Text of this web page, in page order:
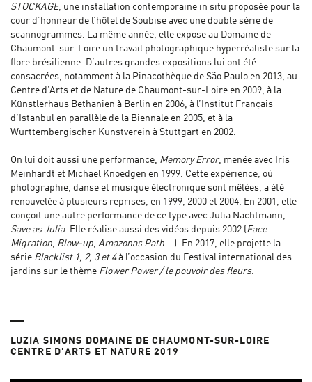
STOCKAGE, une installation contemporaine in situ proposée pour la
cour d’honneur de l’hôtel de Soubise avec une double série de
scannogrammes. La même année, elle expose au Domaine de
Chaumont-sur-Loire un travail photographique hyperréaliste sur la
flore brésilienne. D’autres grandes expositions lui ont été
consacrées, notamment à la Pinacothèque de São Paulo en 2013, au
Centre d’Arts et de Nature de Chaumont-sur-Loire en 2009, à la
Künstlerhaus Bethanien à Berlin en 2006, à l’Institut Français
d’Istanbul en parallèle de la Biennale en 2005, et à la
Württembergischer Kunstverein à Stuttgart en 2002.
On lui doit aussi une performance, Memory Error, menée avec Iris
Meinhardt et Michael Knoedgen en 1999. Cette expérience, où
photographie, danse et musique électronique sont mêlées, a été
renouvelée à plusieurs reprises, en 1999, 2000 et 2004. En 2001, elle
conçoit une autre performance de ce type avec Julia Nachtmann,
Save as Julia. Elle réalise aussi des vidéos depuis 2002 (Face
Migration, Blow-up, Amazonas Path… ). En 2017, elle projette la
série Blacklist 1, 2, 3 et 4à l’occasion du Festival international des
jardins sur le thème Flower Power / le pouvoir des fleurs.
LUZIA SIMONS DOMAINE DE CHAUMONT-SUR-LOIRE
CENTRE D'ARTS ET NATURE 2019